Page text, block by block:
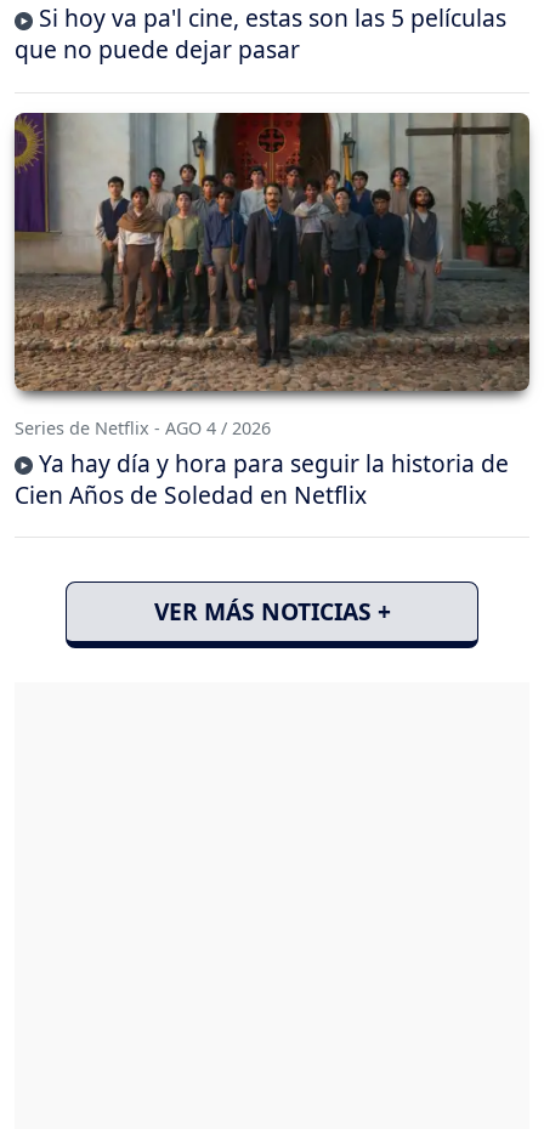
Si hoy va pa'l cine, estas son las 5 películas
que no puede dejar pasar
Series de Netflix - AGO 4 / 2026
Ya hay día y hora para seguir la historia de
Cien Años de Soledad en Netflix
VER MÁS NOTICIAS +